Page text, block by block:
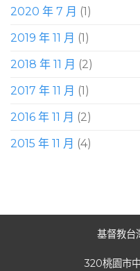
2020 年 7 月 (1)
2019 年 11 月 (1)
2018 年 11 月 (2)
2017 年 11 月 (1)
2016 年 11 月 (2)
2015 年 11 月 (4)
基督教台
320桃園市